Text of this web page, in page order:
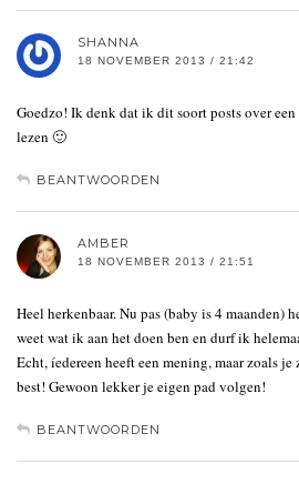
SHANNA
18 NOVEMBER 2013 / 21:42
Goedzo! Ik denk dat ik dit soort posts over een
lezen 🙂
BEANTWOORDEN
AMBER
18 NOVEMBER 2013 / 21:51
Heel herkenbaar. Nu pas (baby is 4 maanden)
weet wat ik aan het doen ben en durf ik
Echt, íedereen heeft een mening, maar zoals
best! Gewoon lekker je eigen pad volgen!
BEANTWOORDEN